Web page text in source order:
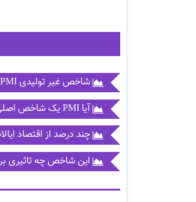
شاخص غیر تولیدی PMI چیست؟
آیا PMI یک شاخص اصلی است؟
چند درصد از اقتصاد
این شاخص چه تاثیری بر